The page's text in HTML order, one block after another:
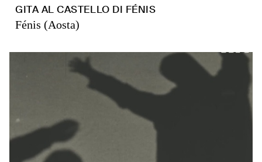
GITA AL CASTELLO DI FÉNIS
Fénis (Aosta)